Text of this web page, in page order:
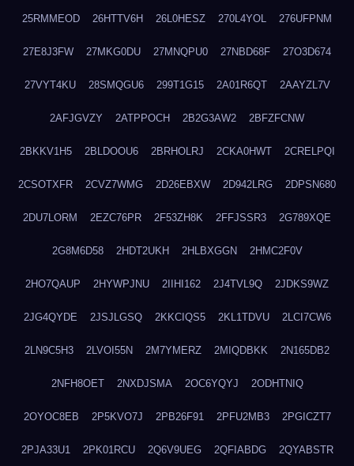
25RMMEOD 26HTTV6H 26L0HESZ 270L4YOL 276UFPNM
27E8J3FW 27MKG0DU 27MNQPU0 27NBD68F 27O3D674
27VYT4KU 28SMQGU6 299T1G15 2A01R6QT 2AAYZL7V
2AFJGVZY 2ATPPOCH 2B2G3AW2 2BFZFCNW
2BKKV1H5 2BLDOOU6 2BRHOLRJ 2CKA0HWT 2CRELPQI
2CSOTXFR 2CVZ7WMG 2D26EBXW 2D942LRG 2DPSN680
2DU7LORM 2EZC76PR 2F53ZH8K 2FFJSSR3 2G789XQE
2G8M6D58 2HDT2UKH 2HLBXGGN 2HMC2F0V
2HO7QAUP 2HYWPJNU 2IIHI162 2J4TVL9Q 2JDKS9WZ
2JG4QYDE 2JSJLGSQ 2KKCIQS5 2KL1TDVU 2LCI7CW6
2LN9C5H3 2LVOI55N 2M7YMERZ 2MIQDBKK 2N165DB2
2NFH8OET 2NXDJSMA 2OC6YQYJ 2ODHTNIQ
2OYOC8EB 2P5KVO7J 2PB26F91 2PFU2MB3 2PGICZT7
2PJA33U1 2PK01RCU 2Q6V9UEG 2QFIABDG 2QYABSTR